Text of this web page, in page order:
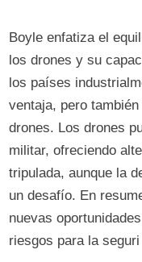
Boyle enfatiza el
los drones y su
los países
ventaja, pero
drones. Los drones
militar, ofreciendo
tripulada, aunque la
un desafío. En
nuevas
riesgos para la seguri